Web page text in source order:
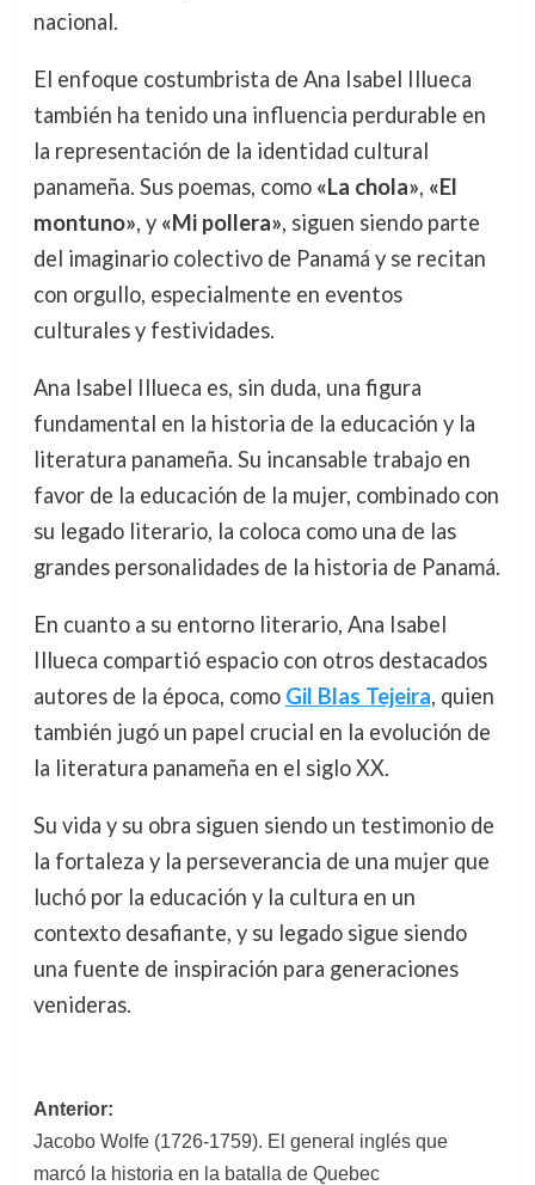
nacional.
El enfoque costumbrista de Ana Isabel Illueca
también ha tenido una influencia perdurable en
la representación de la identidad cultural
panameña. Sus poemas, como «La chola», «El
montuno», y «Mi pollera», siguen siendo parte
del imaginario colectivo de Panamá y se recitan
con orgullo, especialmente en eventos
culturales y festividades.
Ana Isabel Illueca es, sin duda, una figura
fundamental en la historia de la educación y la
literatura panameña. Su incansable trabajo en
favor de la educación de la mujer, combinado con
su legado literario, la coloca como una de las
grandes personalidades de la historia de Panamá.
En cuanto a su entorno literario, Ana Isabel
Illueca compartió espacio con otros destacados
autores de la época, como Gil Blas Tejeira, quien
también jugó un papel crucial en la evolución de
la literatura panameña en el siglo XX.
Su vida y su obra siguen siendo un testimonio de
la fortaleza y la perseverancia de una mujer que
luchó por la educación y la cultura en un
contexto desafiante, y su legado sigue siendo
una fuente de inspiración para generaciones
venideras.
Navegación
de
Anterior:
Jacobo Wolfe (1726-1759). El general inglés que
marcó la historia en la batalla de Quebec